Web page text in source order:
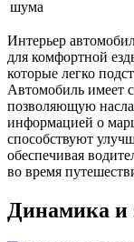
шума
Интерьер
для комфортной
которые легко
Автомобиль имеет
позволяющую
информацией о
способствуют
обеспечивая
во время
Динамика и